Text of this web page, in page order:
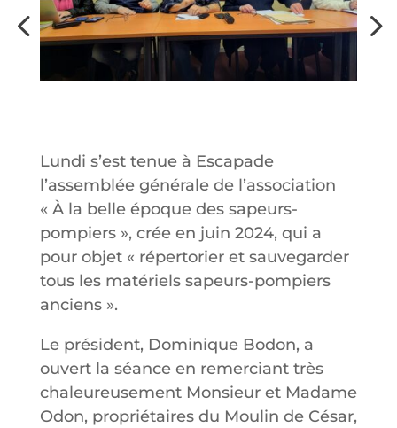
Lundi s’est tenue à Escapade
l’assemblée générale de l’association
« À la belle époque des sapeurs-
pompiers », crée en juin 2024, qui a
pour objet « répertorier et sauvegarder
tous les matériels sapeurs-pompiers
anciens ».
Le président, Dominique Bodon, a
ouvert la séance en remerciant très
chaleureusement Monsieur et Madame
Odon, propriétaires du Moulin de César,